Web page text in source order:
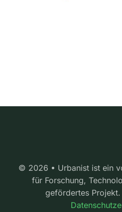
© 2026 • Urbanist ist ein
für Forschung,
gefördertes Projekt.